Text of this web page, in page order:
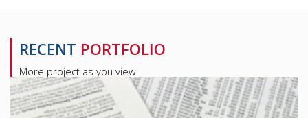
RECENT PORTFOLIO
More project as you view